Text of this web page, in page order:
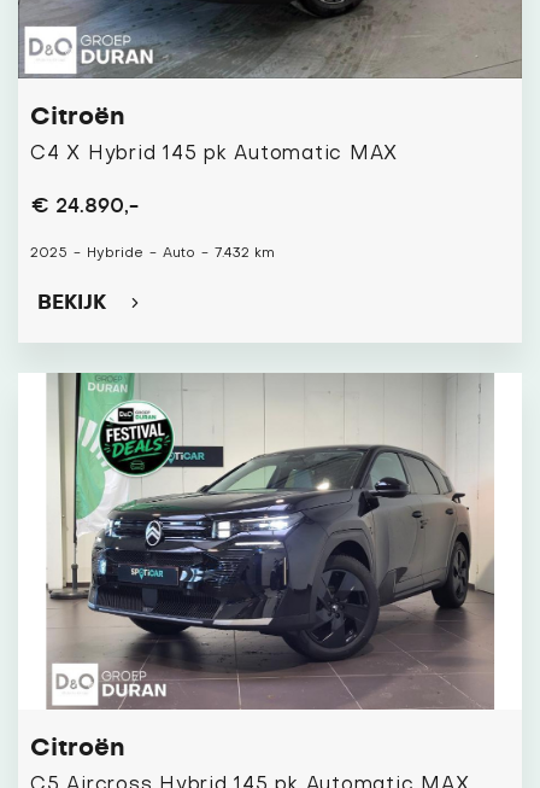
Citroën
C4 X Hybrid 145 pk Automatic MAX
€ 24.890,-
2025 - Hybride - Auto - 7.432 km
BEKIJK
Citroën